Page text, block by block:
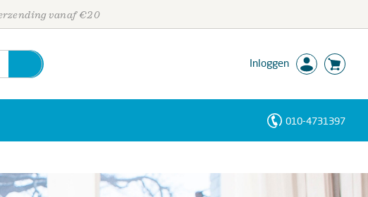
vanaf €20
Inloggen
010-4731397
Personen
Trefwoorden